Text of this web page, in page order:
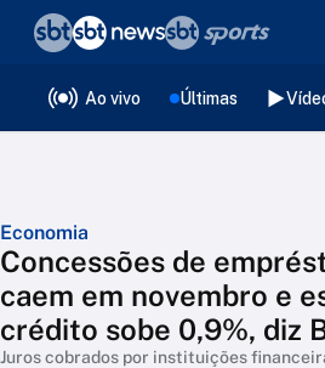
Ao vivo Últimas
Economia
Concessões de
caem em novembro e
crédito sobe 0,9%, diz
Juros cobrados por instituições
❮voltar
Editorias